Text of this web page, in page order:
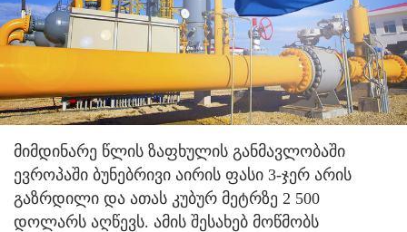
მიმდინარე წლის ზაფხულის განმავლობაში
ევროპაში ბუნებრივი აირის ფასი 3-ჯერ არის
გაზრდილი და ათას კუბურ მეტრზე 2 500
დოლარს აღწევს. ამის შესახებ მოწმობს